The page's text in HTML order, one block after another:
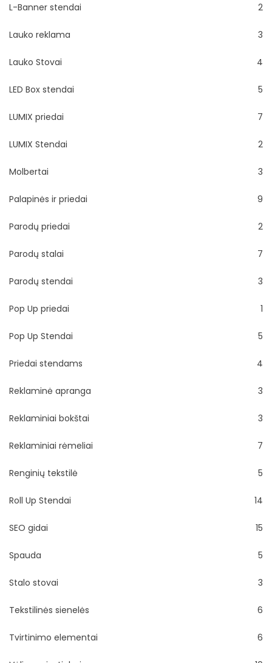
L-Banner stendai 2
Lauko reklama 3
Lauko Stovai 4
LED Box stendai 5
LUMIX priedai 7
LUMIX Stendai 2
Molbertai 3
Palapinės ir priedai 9
Parodų priedai 2
Parodų stalai 7
Parodų stendai 3
Pop Up priedai 1
Pop Up Stendai 5
Priedai stendams 4
Reklaminė apranga 3
Reklaminiai bokštai 3
Reklaminiai rėmeliai 7
Renginių tekstilė 5
Roll Up Stendai 14
SEO gidai 15
Spauda 5
Stalo stovai 3
Tekstilinės sienelės 6
Tvirtinimo elementai 6